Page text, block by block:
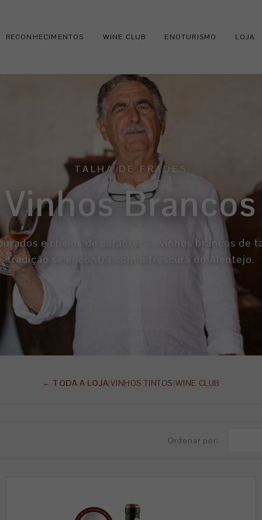
RECONHECIMENTOS WINE CLUB ENOTURISMO LOJA
TALHA DE FRADES
Vinhos Brancos
e cheios de carácter — vinhos brancos de
tradição se encontra com a frescura do Alentejo.
← TODA A LOJA|VINHOS TINTOS|WINE CLUB
Ordenar por: